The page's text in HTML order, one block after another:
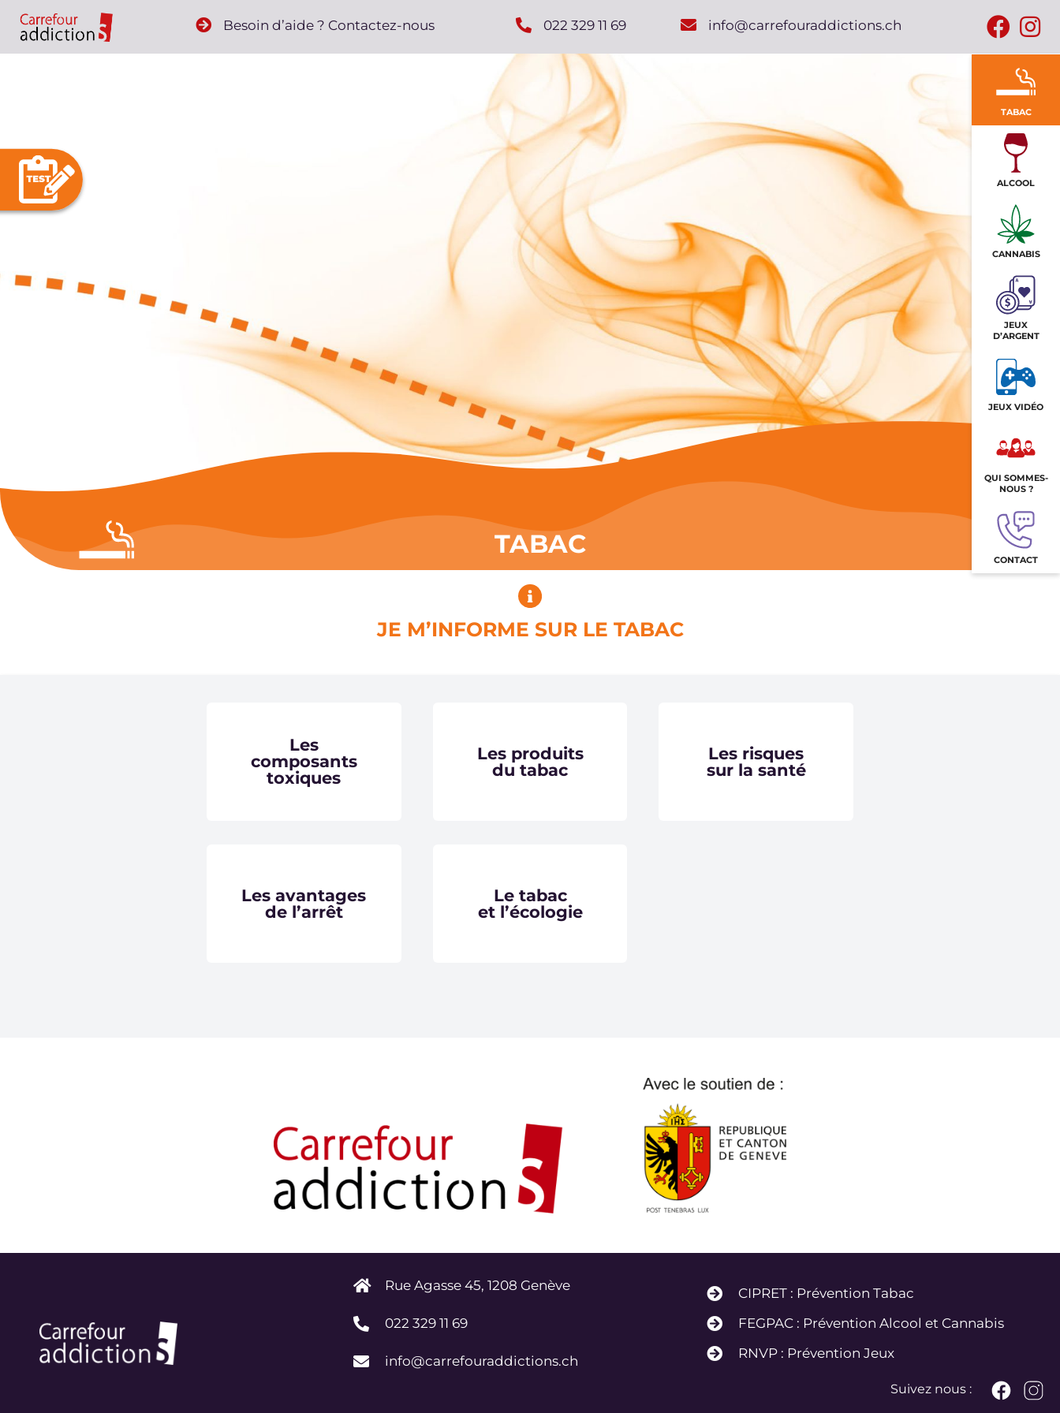
Besoin d’aide ? Contactez-nous 022 329 11 69 info@carrefouraddictions.ch
TABAC
ALCOOL
CANNABIS
JEUX
D’ARGENT
JEUX VIDÉO
QUI SOMMES-
NOUS ?
CONTACT
TABAC
JE M’INFORME SUR LE TABAC
Les
composants
toxiques
Les produits
du tabac
Les risques
sur la santé
Les avantages
de l’arrêt
Le tabac
et l’écologie
Rue Agasse 45, 1208 Genève
022 329 11 69
info@carrefouraddictions.ch
CIPRET : Prévention Tabac
FEGPAC : Prévention Alcool et Cannabis
RNVP : Prévention Jeux
Suivez nous :